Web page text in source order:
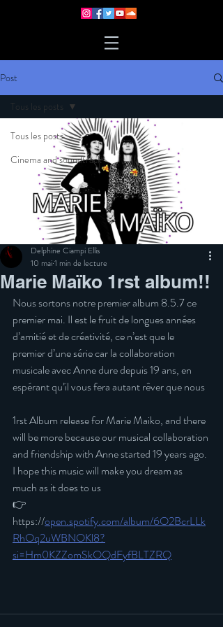
Post
Tous les posts
Cinema and soundtrack
Tous les posts
Marie Maïko 1rst album!!
Delphine Ciampi Ellis
10 mai1 min de lecture
Nous sortons notre premier album 8.5.7 ce
premier mai. Il est le fruit de longues années
d’amitié et de créativité, ce n’est que le
premier d’une série car la collaboration
musicale avec Anne dure depuis 19 ans, en
espérant qu’il vous fera autant rêver que nous
1rst Album release for Marie Maiko, and there
will be more because our musical collaboration
and friendship with Anne started 19 years ago.
I hope this music will make you dream as
much as it does to us
👉
https://open.spotify.com/album/6O2BcrLLk
RhOq2uWBNOKl8?
si=Hm0KZZomSkOQdFyfBLTZRQ